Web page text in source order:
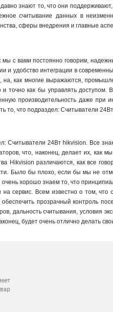
знают то, что они
считывание данных в
сферы внедрения и главные
с вами постоянно говорим,
и удобство интеграции в
на, как многие выражаются,
точно как бы управлять
производительность даже при
то, что подраздел: Считыватели
Считыватели 24Вт hikvision. Все
что, наконец, делает их,
Hikvision различаются, как все
Было бы плохо, если бы мы не
хорошо знаем то, что
сервис. Всем известно о том, что
прозрачный контроль
дальность считывания, условия
будет очень отлично делать